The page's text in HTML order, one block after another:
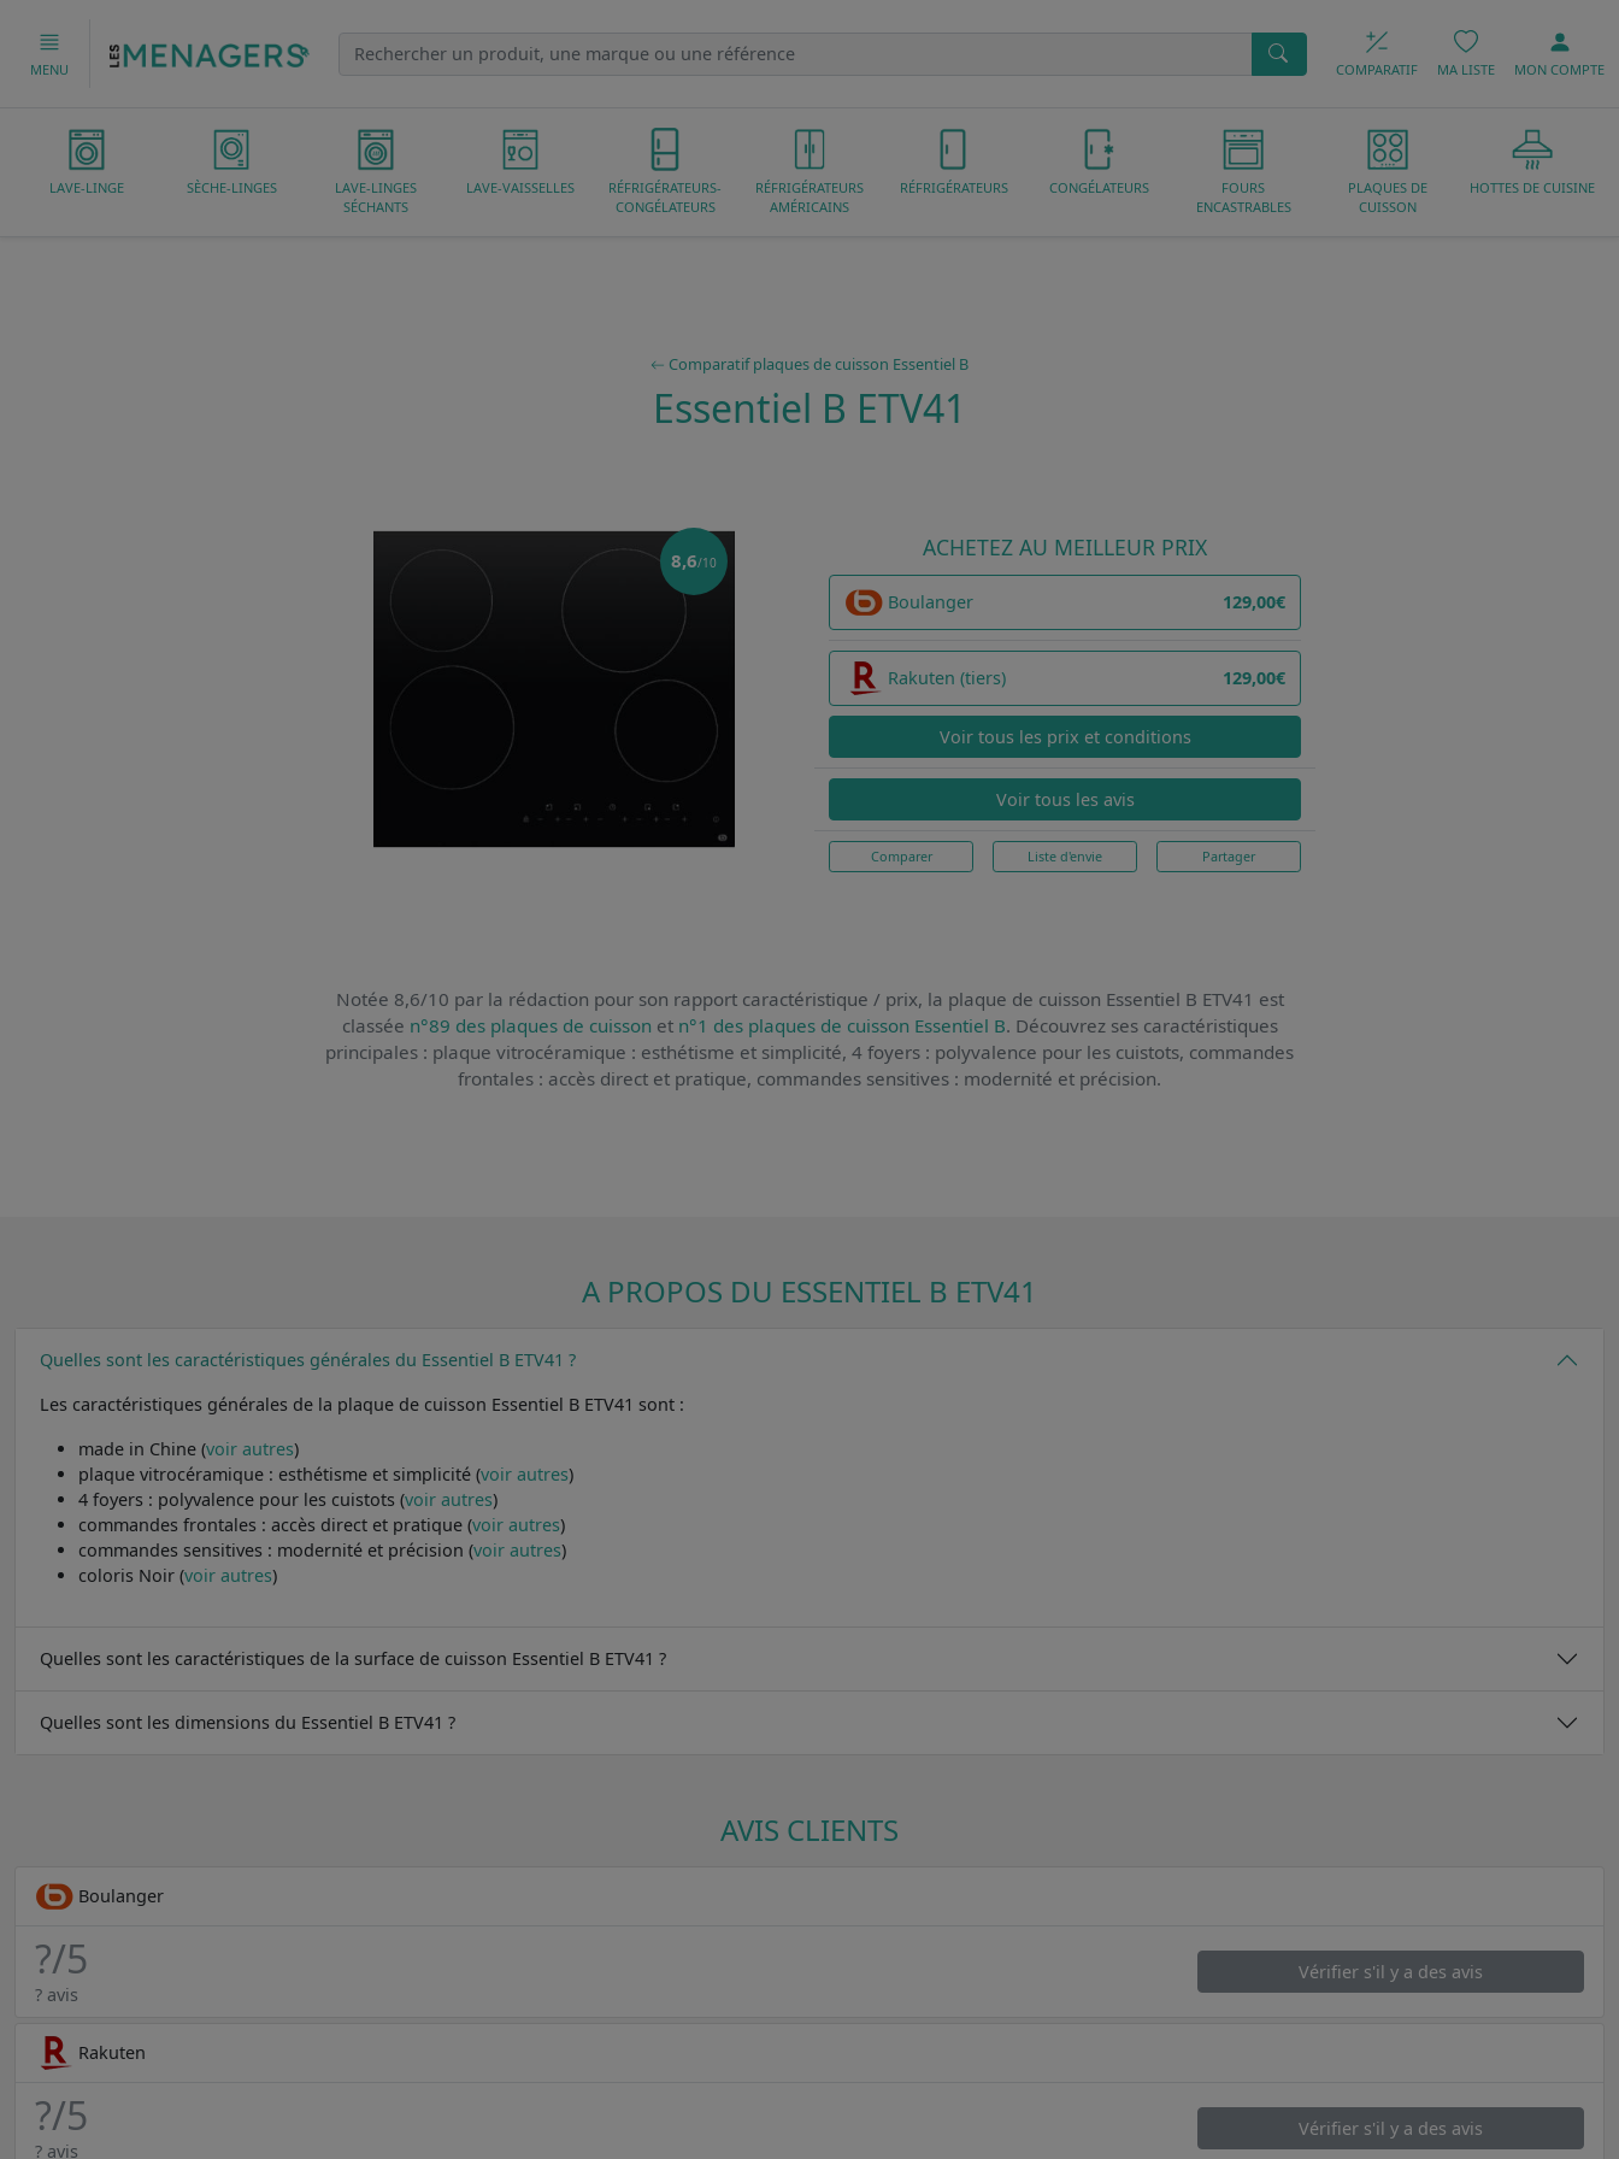
MENU COMPARATIF MA LISTE MON COMPTE
LAVE-LINGE SÈCHE-LINGES
LAVE-LINGES
SÉCHANTS
LAVE-VAISSELLES
RÉFRIGÉRATEURS-
CONGÉLATEURS
RÉFRIGÉRATEURS
AMÉRICAINS
RÉFRIGÉRATEURS CONGÉLATEURS
FOURS
ENCASTRABLES
PLAQUES DE
CUISSON
HOTTES DE CUISINE
Comparatif plaques de cuisson Essentiel B
Essentiel B ETV41
8,6/10
ACHETEZ AU MEILLEUR PRIX
Boulanger 129,00€
Rakuten (tiers) 129,00€
Voir tous les prix et conditions
Voir tous les avis
Comparer Liste d'envie Partager
Notée 8,6/10 par la rédaction pour son rapport caractéristique / prix, la plaque de cuisson Essentiel B ETV41 est
classée n°89 des plaques de cuisson et n°1 des plaques de cuisson Essentiel B. Découvrez ses caractéristiques
principales : plaque vitrocéramique : esthétisme et simplicité, 4 foyers : polyvalence pour les cuistots, commandes
frontales : accès direct et pratique, commandes sensitives : modernité et précision.
A PROPOS DU ESSENTIEL B ETV41
Quelles sont les caractéristiques générales du Essentiel B ETV41 ?
Les caractéristiques générales de la plaque de cuisson Essentiel B ETV41 sont :
made in Chine (voir autres)
plaque vitrocéramique : esthétisme et simplicité (voir autres)
4 foyers : polyvalence pour les cuistots (voir autres)
commandes frontales : accès direct et pratique (voir autres)
commandes sensitives : modernité et précision (voir autres)
coloris Noir (voir autres)
Quelles sont les caractéristiques de la surface de cuisson Essentiel B ETV41 ?
Quelles sont les dimensions du Essentiel B ETV41 ?
AVIS CLIENTS
Boulanger
?/5
? avis
Vérifier s'il y a des avis
Rakuten
?/5
? avis
Vérifier s'il y a des avis